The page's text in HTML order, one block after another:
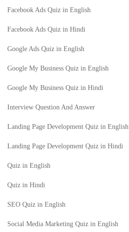
Facebook Ads Quiz in English
Facebook Ads Quiz in Hindi
Google Ads Quiz in English
Google My Business Quiz in English
Google My Business Quiz in Hindi
Interview Question And Answer
Landing Page Development Quiz in English
Landing Page Development Quiz in Hindi
Quiz in English
Quiz in Hindi
SEO Quiz in English
Social Media Marketing Quiz in English